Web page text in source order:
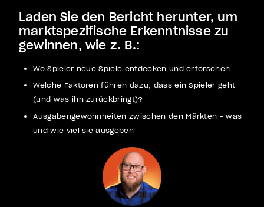
Laden Sie den Bericht herunter, um
marktspezifische Erkenntnisse zu
gewinnen, wie z. B.:
Wo Spieler neue Spiele entdecken und erforschen
Welche Faktoren führen dazu, dass ein Spieler geht
(und was ihn zurückbringt)?
Ausgabengewohnheiten zwischen den Märkten - was
und wie viel sie ausgeben